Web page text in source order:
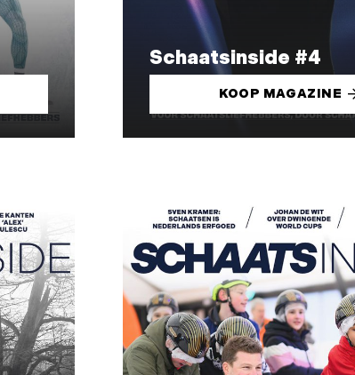
Schaatsinside #4
KOOP MAGAZINE